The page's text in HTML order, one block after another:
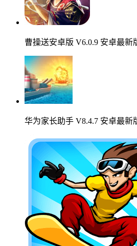
曹操送安卓版 V6.0.9 安卓最新
华为家长助手 V8.4.7 安卓最新